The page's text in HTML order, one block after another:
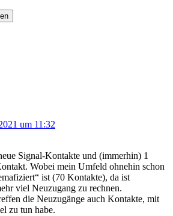
um 11:32
Signal-Kontakte und (immerhin) 1
Wobei mein Umfeld ohnehin schon
ist (70 Kontakte), da ist
viel Neuzugang zu rechnen.
die Neuzugänge auch Kontakte, mit
zu tun habe.